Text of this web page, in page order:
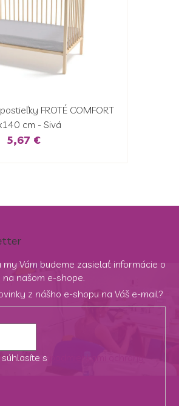
FROTÉ COMFORT
cm - Sivá
5,67 €
my Vám budeme zasielať informácie o
našom e-shope.
z nášho e-shopu na Váš e-mail?
s